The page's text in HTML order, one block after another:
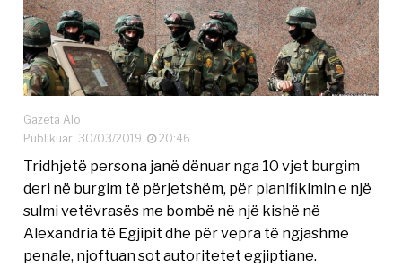
Gazeta Alo
Publikuar: 30/03/2019
20:46
Tridhjetë persona janë dënuar nga 10 vjet burgim
deri në burgim të përjetshëm, për planifikimin e një
sulmi vetëvrasës me bombë në një kishë në
Alexandria të Egjipit dhe për vepra të ngjashme
penale, njoftuan sot autoritetet egjiptiane.